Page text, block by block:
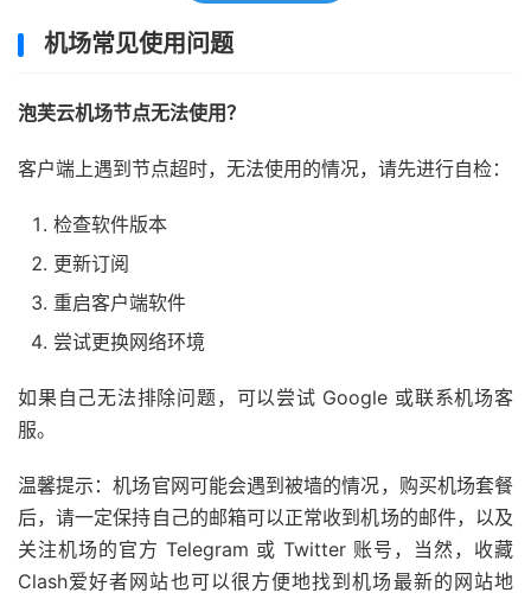
机场常见使用问题
泡芙云机场节点无法使用？
客户端上遇到节点超时，无法使用的情况，请先进行自检：
检查软件版本
更新订阅
重启客户端软件
尝试更换网络环境
如果自己无法排除问题，可以尝试 Google 或联系机场客
服。
温馨提示：机场官网可能会遇到被墙的情况，购买机场套餐
后，请一定保持自己的邮箱可以正常收到机场的邮件，以及
关注机场的官方 Telegram 或 Twitter 账号，当然，收藏
Clash爱好者网站也可以很方便地找到机场最新的网站地